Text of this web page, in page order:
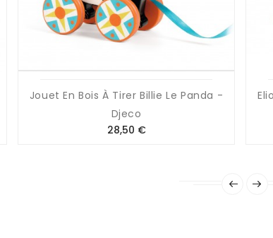
Jouet En Bois À Tirer Billie Le Panda -
Djeco
28,50 €Prix